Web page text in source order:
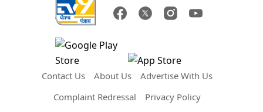
Contact Us About Us
Advertise With Us
Complaint Redressal
Privacy Policy